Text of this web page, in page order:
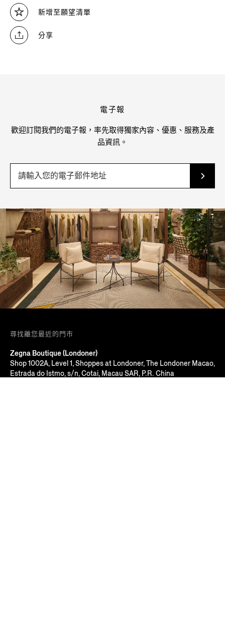
新增至願望清單
分享
電子報
歡迎訂閱我們的電子報，率先取得獨家內容、優惠、服務及產
品資訊。
尋找離您最近的門市
Zegna Boutique (Londoner)
Shop 1002A, Level 1, Shoppes at Londoner, The Londoner Macao,
Estrada do Istmo, s/n, Cotai, Macau SAR, P.R. China